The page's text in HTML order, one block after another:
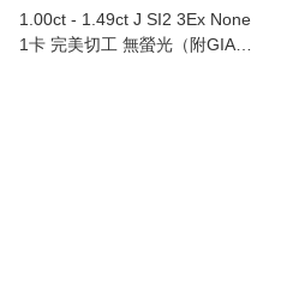
1.00ct - 1.49ct J SI2 3Ex None
1卡 完美切工 無螢光（附GIA證